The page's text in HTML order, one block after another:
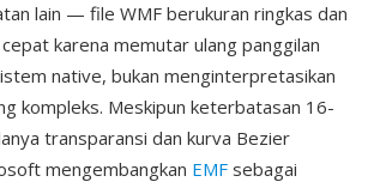
lain — file WMF berukuran ringkas dan
karena memutar ulang panggilan
native, bukan menginterpretasikan
kompleks. Meskipun keterbatasan 16-
transparansi dan kurva Bezier
mengembangkan EMF sebagai